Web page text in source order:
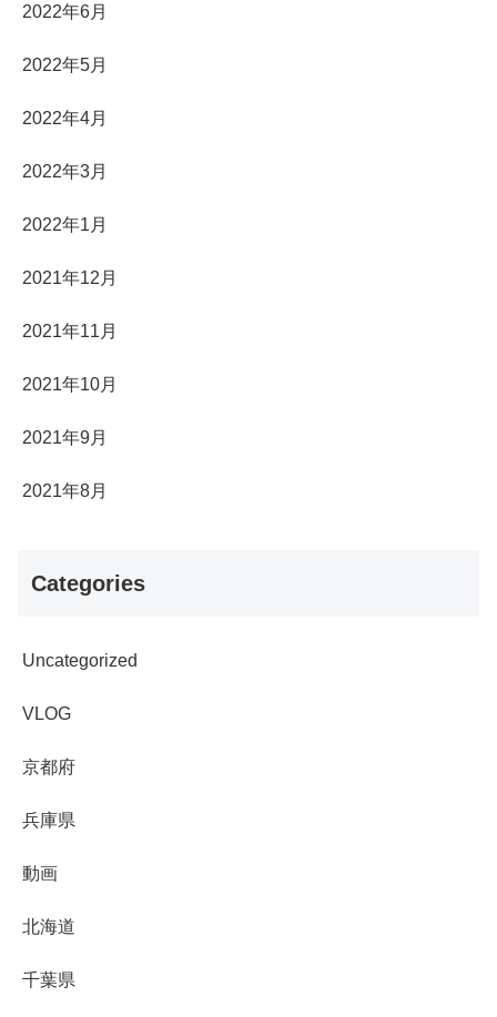
2022年6月
2022年5月
2022年4月
2022年3月
2022年1月
2021年12月
2021年11月
2021年10月
2021年9月
2021年8月
Categories
Uncategorized
VLOG
京都府
兵庫県
動画
北海道
千葉県